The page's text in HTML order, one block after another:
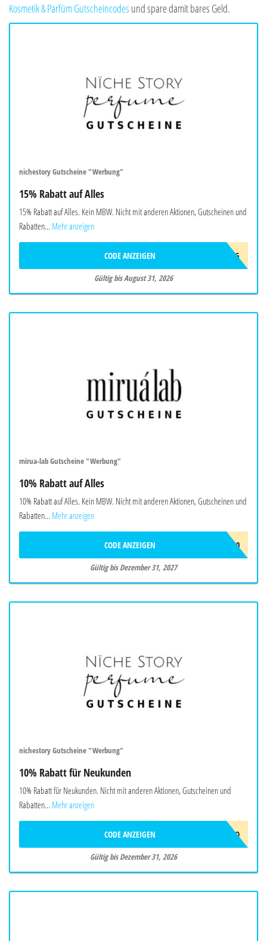
Kosmetik & Parfüm Gutscheincodes und spare damit bares Geld.
nichestory Gutscheine "Werbung"
15% Rabatt auf Alles
15% Rabatt auf Alles. Kein MBW. Nicht mit anderen Aktionen, Gutscheinen und
Rabatten... Mehr anzeigen
AUG
CODE ANZEIGEN
Gültig bis August 31, 2026
mirua-lab Gutscheine "Werbung"
10% Rabatt auf Alles
10% Rabatt auf Alles. Kein MBW. Nicht mit anderen Aktionen, Gutscheinen und
Rabatten... Mehr anzeigen
MIRU10
CODE ANZEIGEN
Gültig bis Dezember 31, 2027
nichestory Gutscheine "Werbung"
10% Rabatt für Neukunden
10% Rabatt für Neukunden. Nicht mit anderen Aktionen, Gutscheinen und
Rabatten... Mehr anzeigen
HALLO
CODE ANZEIGEN
Gültig bis Dezember 31, 2026